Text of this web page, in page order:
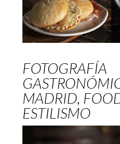
FOTOGRAFÍA
MADRID,
ESTILISMO